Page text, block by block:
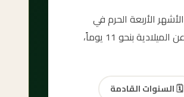
— أحد الأشهر الأربعة الحرم في
الإسلام. العد التنازلي لمحرم 2027 أعلاه يُظهر الأيام والساعات المتبقية بدقة. تختلف السنة الهجرية عن الميلادية بنحو 11 يوماً،
🗓️السنوات القادمة